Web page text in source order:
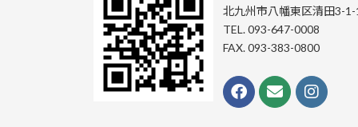
北九州市八幡東区清田3-1-
TEL. 093-647-0008
FAX. 093-383-0800